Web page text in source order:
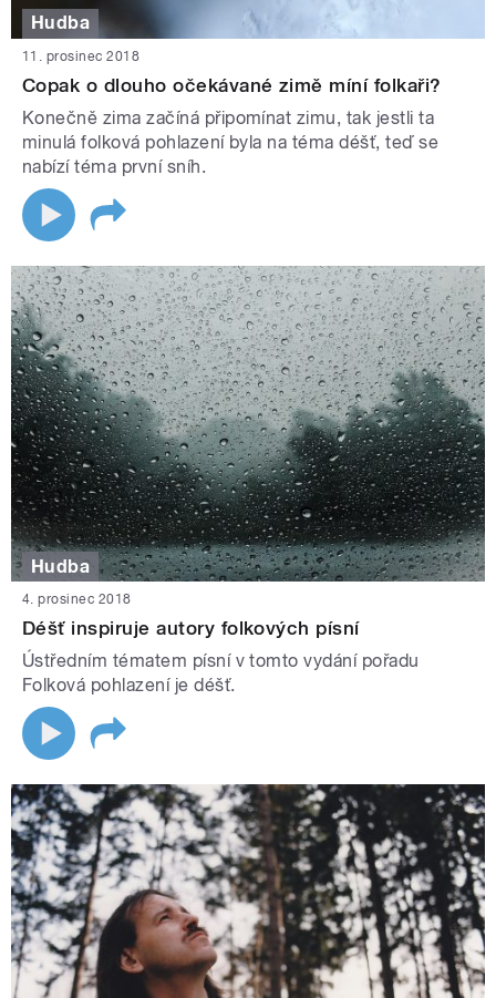
Hudba
11. prosinec 2018
Copak o dlouho očekávané zimě míní folkaři?
Konečně zima začíná připomínat zimu, tak jestli ta
minulá folková pohlazení byla na téma déšť, teď se
nabízí téma první sníh.
Hudba
4. prosinec 2018
Déšť inspiruje autory folkových písní
Ústředním tématem písní v tomto vydání pořadu
Folková pohlazení je déšť.